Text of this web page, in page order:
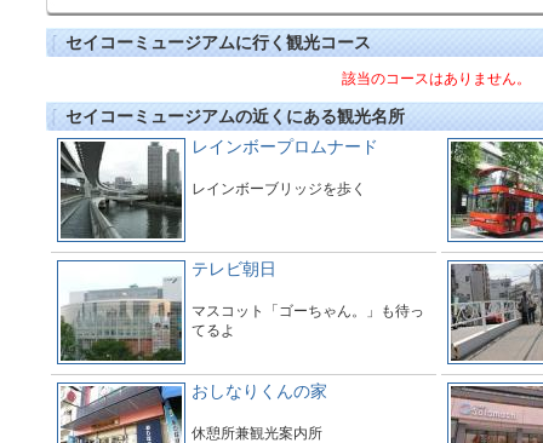
セイコーミュージアムに行く観光コース
該当のコースはありません。
セイコーミュージアムの近くにある観光名所
レインボープロムナード
レインボーブリッジを歩く
テレビ朝日
マスコット「ゴーちゃん。」も待っ
てるよ
おしなりくんの家
休憩所兼観光案内所